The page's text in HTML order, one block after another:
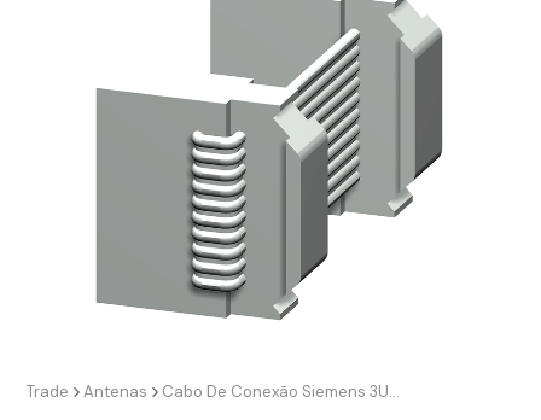
Trade Antenas Cabo De Conexão Siemens 3UF79340AA000